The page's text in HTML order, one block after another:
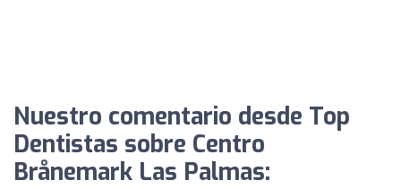
Nuestro comentario desde Top
Dentistas sobre Centro
Brånemark Las Palmas: